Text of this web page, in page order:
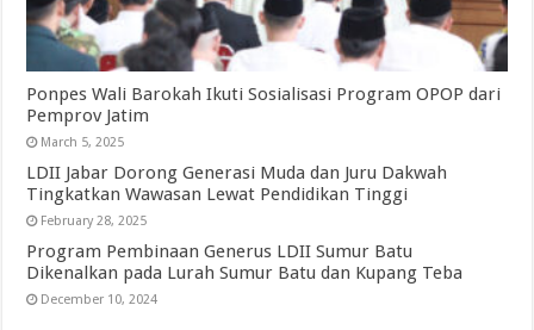
Ponpes Wali Barokah Ikuti Sosialisasi Program OPOP dari
Pemprov Jatim
March 5, 2025
LDII Jabar Dorong Generasi Muda dan Juru Dakwah
Tingkatkan Wawasan Lewat Pendidikan Tinggi
February 28, 2025
Program Pembinaan Generus LDII Sumur Batu
Dikenalkan pada Lurah Sumur Batu dan Kupang Teba
December 10, 2024